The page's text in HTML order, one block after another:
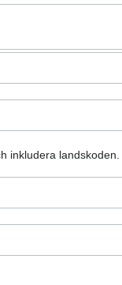
inkludera landskoden.